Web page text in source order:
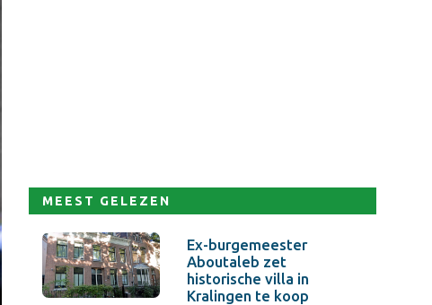
MEEST GELEZEN
Ex-burgemeester
Aboutaleb zet
historische villa in
Kralingen te koop